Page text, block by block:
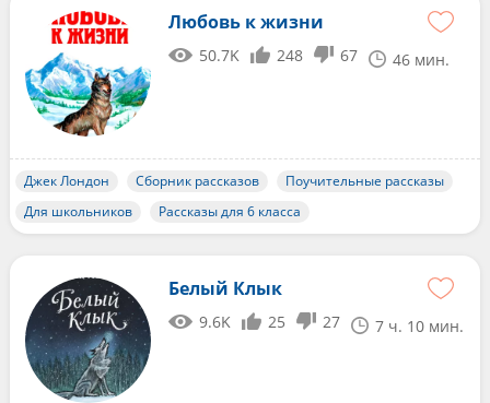
Любовь к жизни
50.7K 248 67 46 мин.
Джек Лондон Сборник рассказов
Поучительные рассказы
Для школьников
Рассказы для 6 класса
Белый Клык
9.6K 25 27 7 ч. 10 мин.